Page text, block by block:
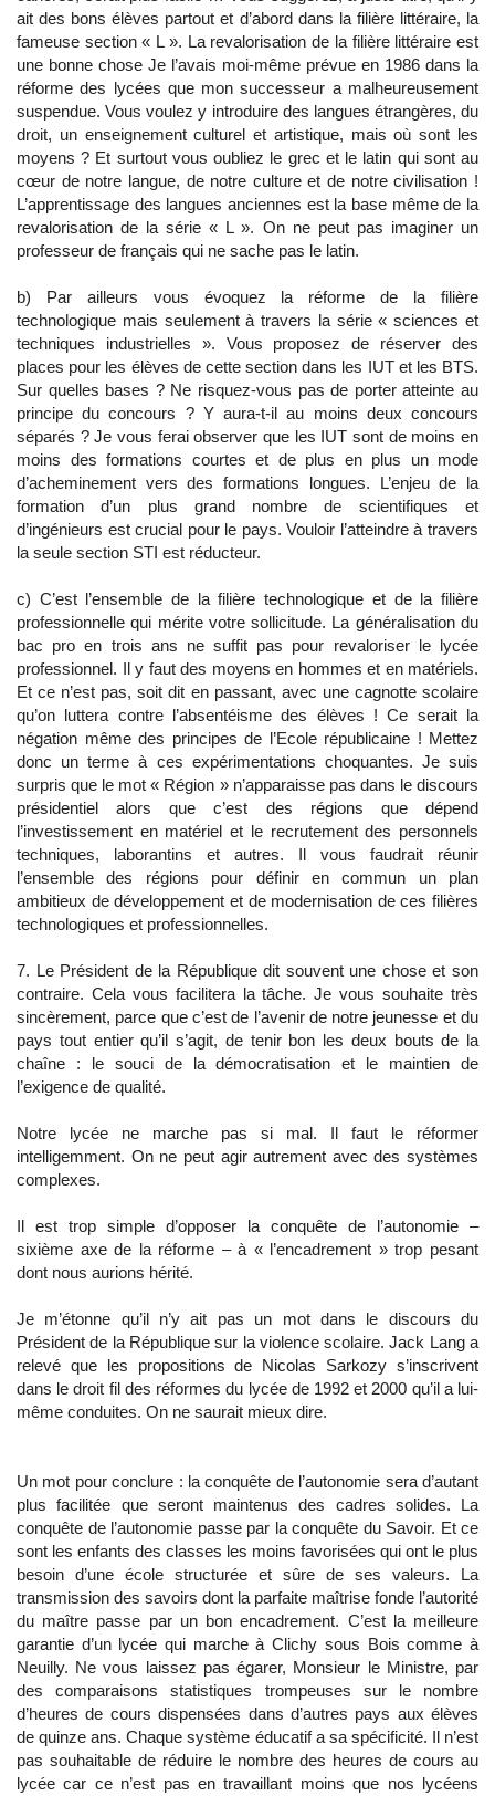
ait des bons élèves partout et d’abord dans la filière littéraire, la
fameuse section « L ». La revalorisation de la filière littéraire est
une bonne chose Je l’avais moi-même prévue en 1986 dans la
réforme des lycées que mon successeur a malheureusement
suspendue. Vous voulez y introduire des langues étrangères, du
droit, un enseignement culturel et artistique, mais où sont les
moyens ? Et surtout vous oubliez le grec et le latin qui sont au
cœur de notre langue, de notre culture et de notre civilisation !
L’apprentissage des langues anciennes est la base même de la
revalorisation de la série « L ». On ne peut pas imaginer un
professeur de français qui ne sache pas le latin.
b) Par ailleurs vous évoquez la réforme de la filière
technologique mais seulement à travers la série « sciences et
techniques industrielles ». Vous proposez de réserver des
places pour les élèves de cette section dans les IUT et les BTS.
Sur quelles bases ? Ne risquez-vous pas de porter atteinte au
principe du concours ? Y aura-t-il au moins deux concours
séparés ? Je vous ferai observer que les IUT sont de moins en
moins des formations courtes et de plus en plus un mode
d’acheminement vers des formations longues. L’enjeu de la
formation d’un plus grand nombre de scientifiques et
d’ingénieurs est crucial pour le pays. Vouloir l’atteindre à travers
la seule section STI est réducteur.
c) C’est l’ensemble de la filière technologique et de la filière
professionnelle qui mérite votre sollicitude. La généralisation du
bac pro en trois ans ne suffit pas pour revaloriser le lycée
professionnel. Il y faut des moyens en hommes et en matériels.
Et ce n’est pas, soit dit en passant, avec une cagnotte scolaire
qu’on luttera contre l’absentéisme des élèves ! Ce serait la
négation même des principes de l’Ecole républicaine ! Mettez
donc un terme à ces expérimentations choquantes. Je suis
surpris que le mot « Région » n’apparaisse pas dans le discours
présidentiel alors que c’est des régions que dépend
l’investissement en matériel et le recrutement des personnels
techniques, laborantins et autres. Il vous faudrait réunir
l’ensemble des régions pour définir en commun un plan
ambitieux de développement et de modernisation de ces filières
technologiques et professionnelles.
7. Le Président de la République dit souvent une chose et son
contraire. Cela vous facilitera la tâche. Je vous souhaite très
sincèrement, parce que c’est de l’avenir de notre jeunesse et du
pays tout entier qu’il s’agit, de tenir bon les deux bouts de la
chaîne : le souci de la démocratisation et le maintien de
l’exigence de qualité.
Notre lycée ne marche pas si mal. Il faut le réformer
intelligemment. On ne peut agir autrement avec des systèmes
complexes.
Il est trop simple d’opposer la conquête de l’autonomie –
sixième axe de la réforme – à « l’encadrement » trop pesant
dont nous aurions hérité.
Je m’étonne qu’il n’y ait pas un mot dans le discours du
Président de la République sur la violence scolaire. Jack Lang a
relevé que les propositions de Nicolas Sarkozy s’inscrivent
dans le droit fil des réformes du lycée de 1992 et 2000 qu’il a lui-
même conduites. On ne saurait mieux dire.
Un mot pour conclure : la conquête de l’autonomie sera d’autant
plus facilitée que seront maintenus des cadres solides. La
conquête de l’autonomie passe par la conquête du Savoir. Et ce
sont les enfants des classes les moins favorisées qui ont le plus
besoin d’une école structurée et sûre de ses valeurs. La
transmission des savoirs dont la parfaite maîtrise fonde l’autorité
du maître passe par un bon encadrement. C’est la meilleure
garantie d’un lycée qui marche à Clichy sous Bois comme à
Neuilly. Ne vous laissez pas égarer, Monsieur le Ministre, par
des comparaisons statistiques trompeuses sur le nombre
d’heures de cours dispensées dans d’autres pays aux élèves
de quinze ans. Chaque système éducatif a sa spécificité. Il n’est
pas souhaitable de réduire le nombre des heures de cours au
lycée car ce n’est pas en travaillant moins que nos lycéens